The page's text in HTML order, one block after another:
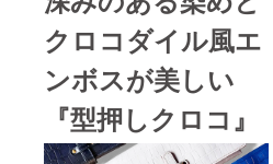
クロコダイル風エ
ンボスが美しい
『型押しクロコ』